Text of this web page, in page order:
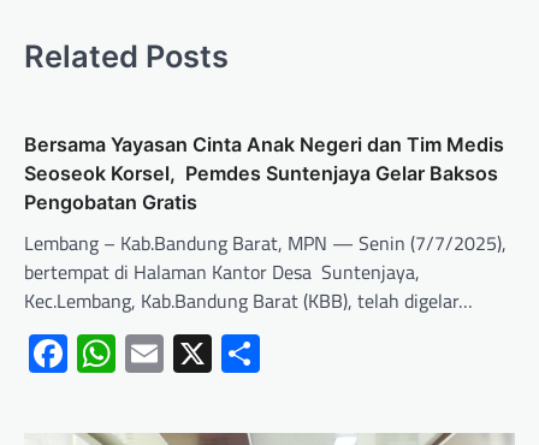
Related Posts
Bersama Yayasan Cinta Anak Negeri dan Tim Medis
Seoseok Korsel, Pemdes Suntenjaya Gelar Baksos
Pengobatan Gratis
Lembang – Kab.Bandung Barat, MPN — Senin (7/7/2025),
bertempat di Halaman Kantor Desa Suntenjaya,
Kec.Lembang, Kab.Bandung Barat (KBB), telah digelar…
Facebook
WhatsApp
Email
X